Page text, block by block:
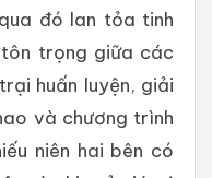
đó lan tỏa tinh
trọng giữa các
huấn luyện, giải
và chương trình
niên hai bên có